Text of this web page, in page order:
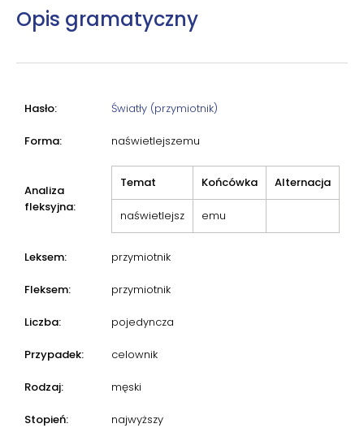
Opis gramatyczny
Hasło: Światły (przymiotnik)
Forma: naświetlejszemu
Analiza
fleksyjna:
Temat Końcówka Alternacja
naświetlejsz emu
Leksem: przymiotnik
Fleksem: przymiotnik
Liczba: pojedyncza
Przypadek: celownik
Rodzaj: męski
Stopień: najwyższy